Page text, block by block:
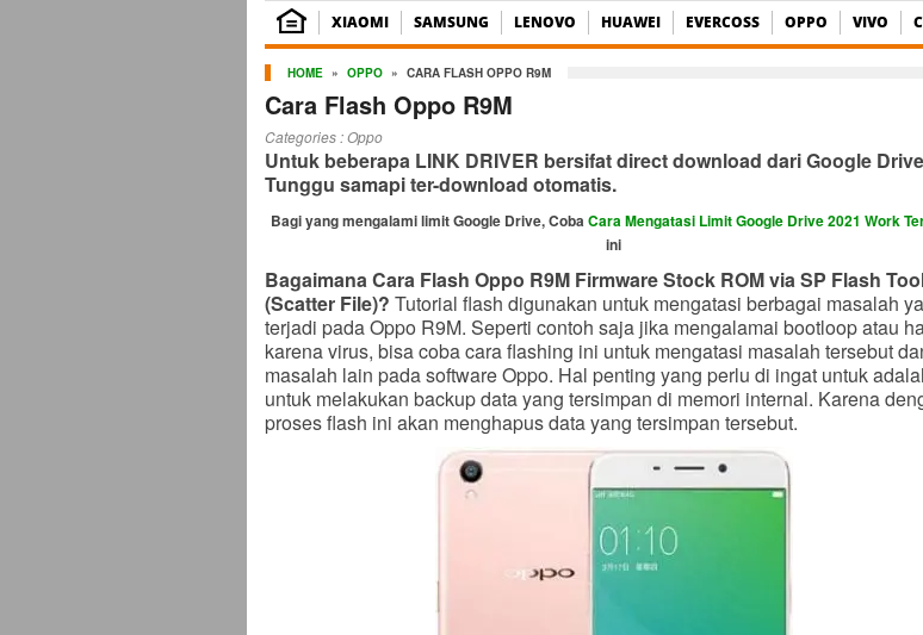
XIAOMI SAMSUNG LENOVO HUAWEI EVERCOSS OPPO VIVO
HOME » OPPO » CARA FLASH OPPO R9M
Cara Flash Oppo R9M
Categories :Oppo
Untuk beberapa LINK DRIVER bersifat direct download dari Google
Tunggu samapi ter-download otomatis.
Bagi yang mengalami limit Google Drive, CobaCara Mengatasi Limit Google Drive 2021 Work
ini
Bagaimana Cara Flash Oppo R9M Firmware Stock ROM via SP Flash
(Scatter File)? Tutorial flash digunakan untuk mengatasi berbagai masalah
terjadi pada Oppo R9M. Seperti contoh saja jika mengalamai bootloop atau
karena virus, bisa coba cara flashing ini untuk mengatasi masalah tersebut
masalah lain pada software Oppo. Hal penting yang perlu di ingat untuk
untuk melakukan backup data yang tersimpan di memori internal. Karena
proses flash ini akan menghapus data yang tersimpan tersebut.